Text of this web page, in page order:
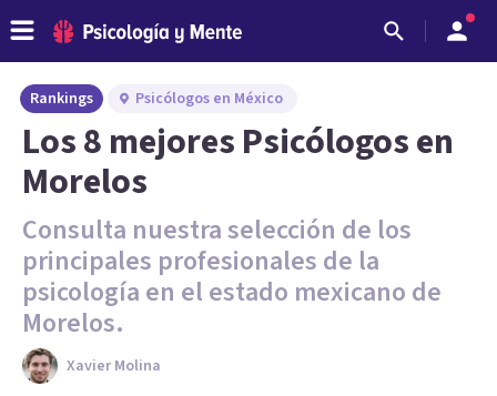
Rankings Psicólogos en México
Los 8 mejores Psicólogos en
Morelos
Consulta nuestra selección de los
principales profesionales de la
psicología en el estado mexicano de
Morelos.
Xavier Molina